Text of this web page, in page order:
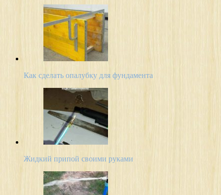
Как сделать опалубку для фундамента
Жидкий припой своими руками